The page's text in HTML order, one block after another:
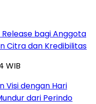
bagi Anggota
Citra dan Kredibilitas
WIB
Visi dengan Hari
dari Perindo